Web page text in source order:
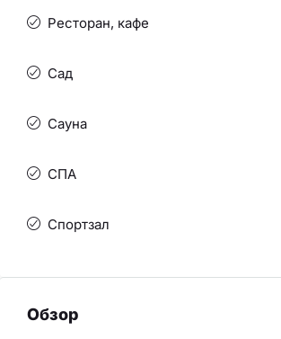
Ресторан, кафе
Сад
Сауна
СПА
Спортзал
Обзор